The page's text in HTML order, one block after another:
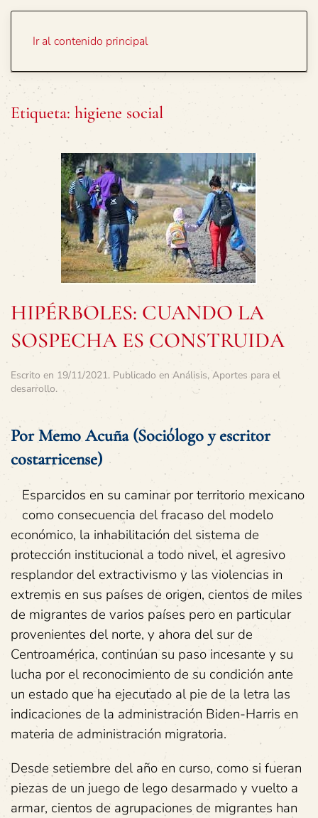
Ir al contenido principal
Etiqueta: higiene social
HIPÉRBOLES: CUANDO LA
SOSPECHA ES CONSTRUIDA
Escrito en 19/11/2021. Publicado en Análisis,Aportes para el
desarrollo.
Por Memo Acuña (Sociólogo y escritor
costarricense)
Esparcidos en su caminar por territorio mexicano
como consecuencia del fracaso del modelo
económico, la inhabilitación del sistema de
protección institucional a todo nivel, el agresivo
resplandor del extractivismo y las violencias in
extremis en sus países de origen, cientos de miles
de migrantes de varios países pero en particular
provenientes del norte, y ahora del sur de
Centroamérica, continúan su paso incesante y su
lucha por el reconocimiento de su condición ante
un estado que ha ejecutado al pie de la letra las
indicaciones de la administración Biden-Harris en
materia de administración migratoria.
Desde setiembre del año en curso, como si fueran
piezas de un juego de lego desarmado y vuelto a
armar, cientos de agrupaciones de migrantes han